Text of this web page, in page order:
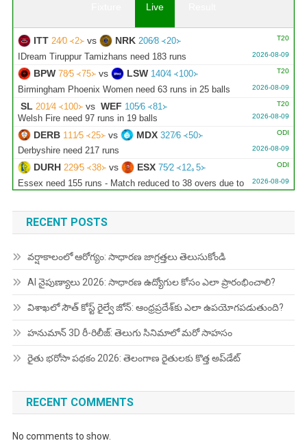
Live
T20
ITT 24∕0 ᚜2᚛vs NRK 206∕8 ᚜20᚛
2026-08-09
IDream Tiruppur Tamizhans need 183 runs
T20
BPW 78∕5 ᚜75᚛vs LSW 140∕4 ᚜100᚛
2026-08-09
Birmingham Phoenix Women need 63 runs in 25 balls
T20
SL 201∕4 ᚜100᚛vs WEF 105∕6 ᚜81᚛
2026-08-09
Welsh Fire need 97 runs in 19 balls
ODI
DERB 111∕5 ᚜25᚛vs MDX 327∕6 ᚜50᚛
2026-08-09
Derbyshire need 217 runs
ODI
DURH 229∕5 ᚜38᚛vs ESX 75∕2 ᚜12｡5᚛
2026-08-09
Essex need 155 runs - Match reduced to 38 overs due to
LNCS 311∕5 ᚜50᚛vs WRKS 199∕3 ᚜31᚛
Warwickshire need 113 runs
Gloucestershire need 90 runs
RECENT POSTS
వర్షాకాలంలో ఆరోగ్యం: సాధారణ జాగ్రత్తలు తెలుసుకోండి
AI నైపుణ్యాలు 2026: సాధారణ ఉద్యోగుల కోసం ఎలా ప్రారంభించాలి?
విశాఖలో సౌత్ కోస్ట్ రైల్వే జోన్: ఆంధ్రప్రదేశ్‌కు ఎలా ఉపయోగపడుతుంది?
హనుమాన్ 3D రీ-రిలీజ్: తెలుగు సినిమాలో మరో సాహసం
రైతు భరోసా పథకం 2026: తెలంగాణ రైతులకు కొత్త అప్‌డేట్
RECENT COMMENTS
No comments to show.